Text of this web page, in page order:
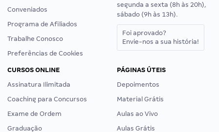
Conveniados
Programa de Afiliados
Trabalhe Conosco
Preferências de Cookies
segunda a sexta (8h às 20h),
sábado (9h às 13h).
Foi aprovado?
Envie-nos a sua história!
CURSOS ONLINE
Assinatura Ilimitada
Coaching para Concursos
Exame de Ordem
Graduação
PÁGINAS ÚTEIS
Depoimentos
Material Grátis
Aulas ao Vivo
Aulas Grátis